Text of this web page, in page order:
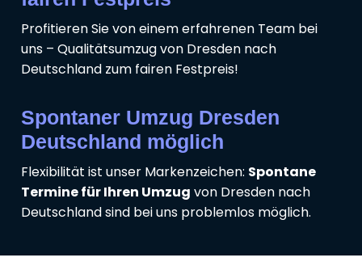
Profitieren Sie von einem erfahrenen Team bei
uns – Qualitätsumzug von Dresden nach
Deutschland zum fairen Festpreis!
Spontaner Umzug Dresden
Deutschland möglich
Flexibilität ist unser Markenzeichen: Spontane
Termine für Ihren Umzug von Dresden nach
Deutschland sind bei uns problemlos möglich.